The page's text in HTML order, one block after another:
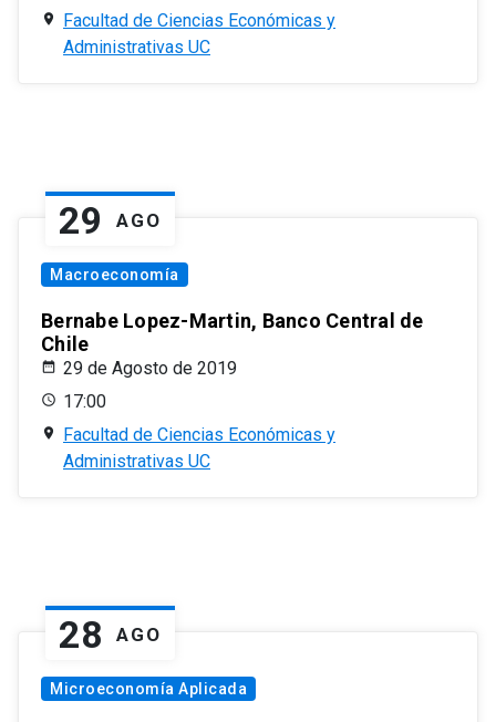
Facultad de Ciencias Económicas y
Administrativas UC
29 AGO
Macroeconomía
Bernabe Lopez-Martin, Banco Central de
Chile
29 de Agosto de 2019
17:00
Facultad de Ciencias Económicas y
Administrativas UC
28 AGO
Microeconomía Aplicada